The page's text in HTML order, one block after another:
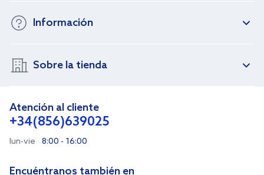
Información
Sobre la tienda
Atención al cliente
+34(856)639025
lun-vie 8:00 - 16:00
Encuéntranos también en